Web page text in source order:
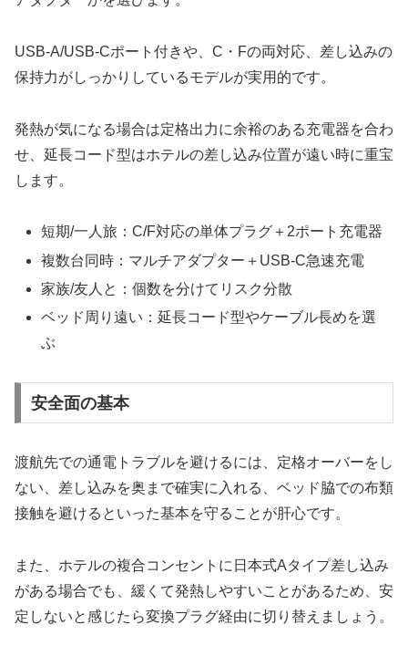
USB‐A/USB‐Cポート付きや、C・Fの両対応、差し込みの
保持力がしっかりしているモデルが実用的です。
発熱が気になる場合は定格出力に余裕のある充電器を合わ
せ、延長コード型はホテルの差し込み位置が遠い時に重宝
します。
短期/一人旅：C/F対応の単体プラグ＋2ポート充電器
複数台同時：マルチアダプター＋USB‐C急速充電
家族/友人と：個数を分けてリスク分散
ベッド周り遠い：延長コード型やケーブル長めを選
ぶ
安全面の基本
渡航先での通電トラブルを避けるには、定格オーバーをし
ない、差し込みを奥まで確実に入れる、ベッド脇での布類
接触を避けるといった基本を守ることが肝心です。
また、ホテルの複合コンセントに日本式Aタイプ差し込み
がある場合でも、緩くて発熱しやすいことがあるため、安
定しないと感じたら変換プラグ経由に切り替えましょう。